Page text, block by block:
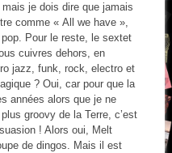
je dois dire que jamais
comme « All we have »,
Pour le reste, le sextet
cuivres dehors, en
jazz, funk, rock, electro et
? Oui, car pour que la
années alors que je ne
groovy de la Terre, c’est
! Alors oui, Melt
de dingos. Mais il est